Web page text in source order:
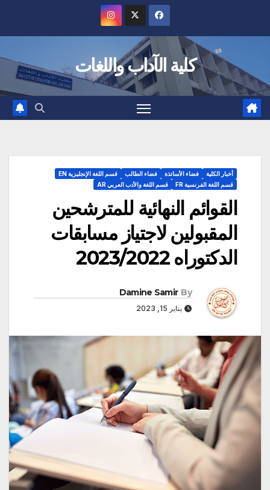
كلية الآداب واللغات
أخبار الكلية فضاء الأساتذة فضاء الطالب
قسم اللغة الإنجليزية EN
قسم اللغة الفرنسية FR
قسم اللغة والأدب العربي AR
القوائم النهائية للمترشحين
المقبولين لاجتياز مسابقات
الدكتوراه 2023/2022
By
Damine Samir
يناير 15, 2023